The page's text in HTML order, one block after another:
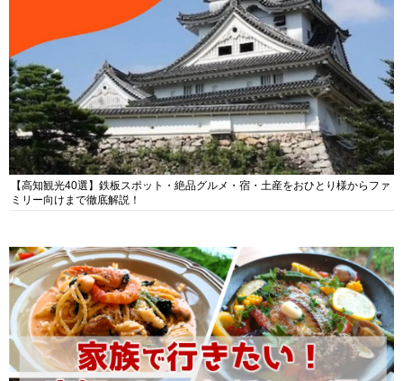
【高知観光40選】鉄板スポット・絶品グルメ・宿・土産をおひとり様からファ
ミリー向けまで徹底解説！